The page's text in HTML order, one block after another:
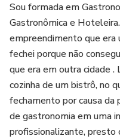
Sou formada em
Gastronômica e
empreendimento que era
fechei porque não
que era em outra cidade .
cozinha de um bistrô, no
fechamento por causa
de gastronomia em uma
profissionalizante, presto